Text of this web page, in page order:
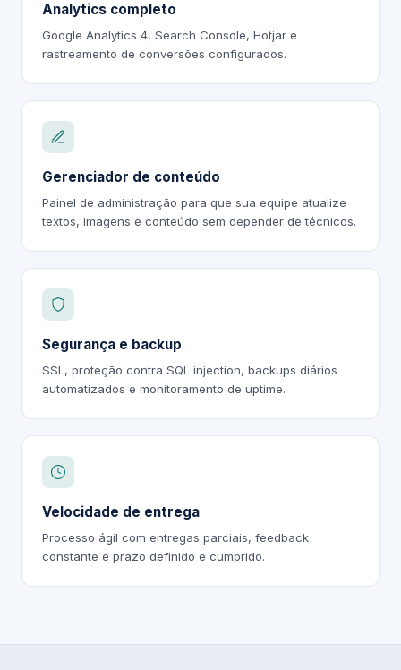
Analytics completo
Google Analytics 4, Search Console, Hotjar e
rastreamento de conversões configurados.
Gerenciador de conteúdo
Painel de administração para que sua equipe atualize
textos, imagens e conteúdo sem depender de técnicos.
Segurança e backup
SSL, proteção contra SQL injection, backups diários
automatizados e monitoramento de uptime.
Velocidade de entrega
Processo ágil com entregas parciais, feedback
constante e prazo definido e cumprido.